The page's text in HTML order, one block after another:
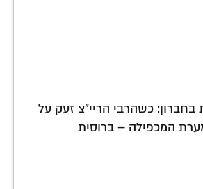
בחברון: כשהרבי הריי"צ זעק על
המכפילה – ברוסית